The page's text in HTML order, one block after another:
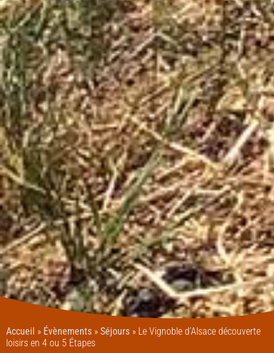
Accueil » Évènements » Séjours » Le Vignoble d’Alsace découverte
loisirs en 4 ou 5 Étapes